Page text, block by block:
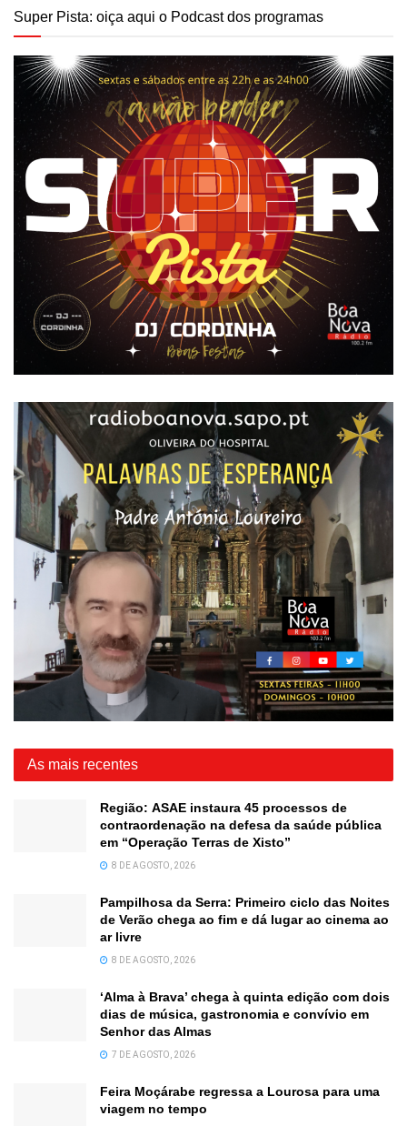
Super Pista: oiça aqui o Podcast dos programas
As mais recentes
Região: ASAE instaura 45 processos de
contraordenação na defesa da saúde pública
em “Operação Terras de Xisto”
8 DE AGOSTO, 2026
Pampilhosa da Serra: Primeiro ciclo das Noites
de Verão chega ao fim e dá lugar ao cinema ao
ar livre
8 DE AGOSTO, 2026
‘Alma à Brava’ chega à quinta edição com dois
dias de música, gastronomia e convívio em
Senhor das Almas
7 DE AGOSTO, 2026
Feira Moçárabe regressa a Lourosa para uma
viagem no tempo